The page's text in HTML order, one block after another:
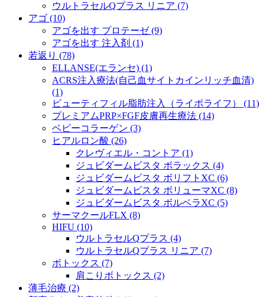
ウルトラセルQプラス リニア (7)
アゴ (10)
アゴを出す プロテーゼ (9)
アゴを出す 注入剤 (1)
若返り (78)
ELLANSE(エランセ) (1)
ACRS注入療法(自己血サイトカインリッチ血清)
(1)
ビューティフィル脂肪注入（ライポライフ） (11)
プレミアムPRP×FGF皮膚再生療法 (14)
ベビーコラーゲン (3)
ヒアルロン酸 (26)
クレヴィエル・コントア (1)
ジュビダームビスタ ボラックス (4)
ジュビダームビスタ ボリフトXC (6)
ジュビダームビスタ ボリューマXC (8)
ジュビダームビスタ ボルベラXC (5)
サーマクールFLX (8)
HIFU (10)
ウルトラセルQプラス (4)
ウルトラセルQプラス リニア (7)
ボトックス (7)
肩こりボトックス (2)
薄毛治療 (2)